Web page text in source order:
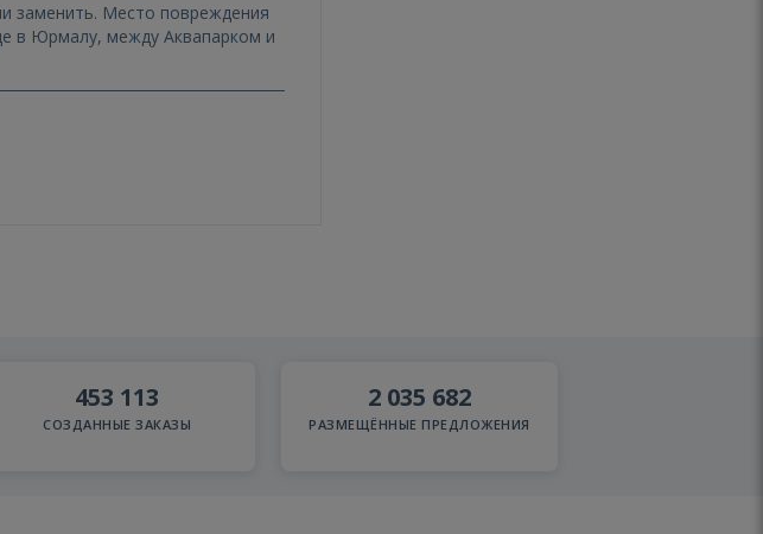
453 113
СОЗДАННЫЕ ЗАКАЗЫ
2 035 682
РАЗМЕЩЁННЫЕ ПРЕДЛОЖЕНИЯ